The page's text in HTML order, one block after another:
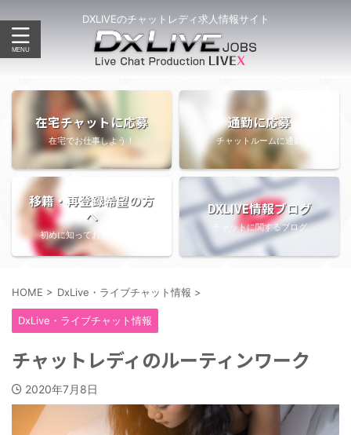
DXLIVEのチャットレディ求人情報サイト
在宅チャットに応募
在宅でお仕事しよう！
通勤に応募
チャットルームに通勤
移籍・再登録希望の方
へ
初めに知っておきたい情報
DXLIVE情報ブログ
チャットに関するブログ
HOME > DxLive・ライブチャット情報 >
DxLive・ライブチャット情報
チャットレディのルーティンワーク
2020年7月8日